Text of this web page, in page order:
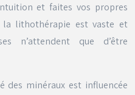
et faites vos propres
la lithothérapie est vaste et
n’attendent que d’être
des minéraux est influencée